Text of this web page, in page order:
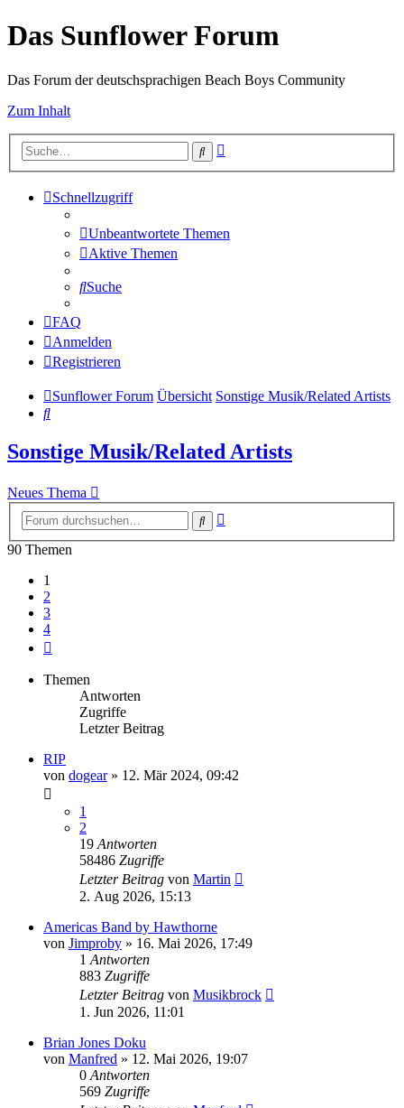
Das Sunflower Forum
Das Forum der deutschsprachigen Beach Boys Community
Zum Inhalt
Suche
Schnellzugriff
Unbeantwortete Themen
Aktive Themen
Suche
FAQ
Anmelden
Registrieren
Sunflower Forum Übersicht Sonstige Musik/Related Artists
Suche
Sonstige Musik/Related Artists
Neues Thema
Suche
90 Themen
1
2
3
4
Themen
Antworten
Zugriffe
Letzter Beitrag
RIP
von dogear» 12. Mär 2024, 09:42
1
2
19 Antworten
58486 Zugriffe
Letzter Beitrag von Martin
2. Aug 2026, 15:13
Americas Band by Hawthorne
von Jimproby » 16. Mai 2026, 17:49
1 Antworten
883 Zugriffe
Letzter Beitrag von Musikbrock
1. Jun 2026, 11:01
Brian Jones Doku
von Manfred » 12. Mai 2026, 19:07
0 Antworten
569 Zugriffe